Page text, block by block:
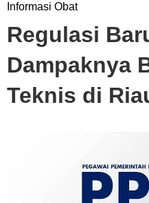
Informasi Obat
Regulasi
Dampaknya
Teknis di